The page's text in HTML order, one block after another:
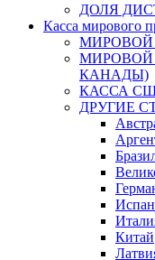
ДОЛЯ
Касса мирового
МИРОВОЙ
МИРОВОЙ
КАНАДЫ)
КАССА
ДРУГИЕ
Китай